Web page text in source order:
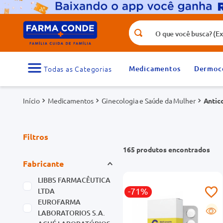
O que você busca? (Ex.: vitamina,
medicamento
5º dipirona
Medicamentos
Medicamentos Ginecologia e Saúde da Mulher
Filtros
Fabricante
LIBBS FARMACÊUTICA
LTDA
EUROFARMA
LABORATORIOS S.A.
165 produtos
-71%
G